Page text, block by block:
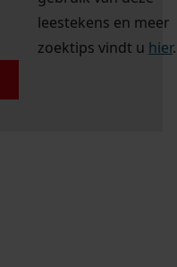
leestekens en meer
zoektips vindt u hier.